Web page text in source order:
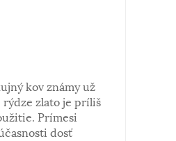
kov známy už
rýdze zlato je príliš
Prímesi
dosť